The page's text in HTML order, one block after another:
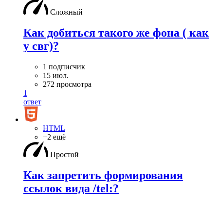
Сложный
Как добиться такого же фона ( как
у свг)?
1 подписчик
15 июл.
272 просмотра
1
ответ
HTML
+2 ещё
Простой
Как запретить формирования
ссылок вида /tel:?